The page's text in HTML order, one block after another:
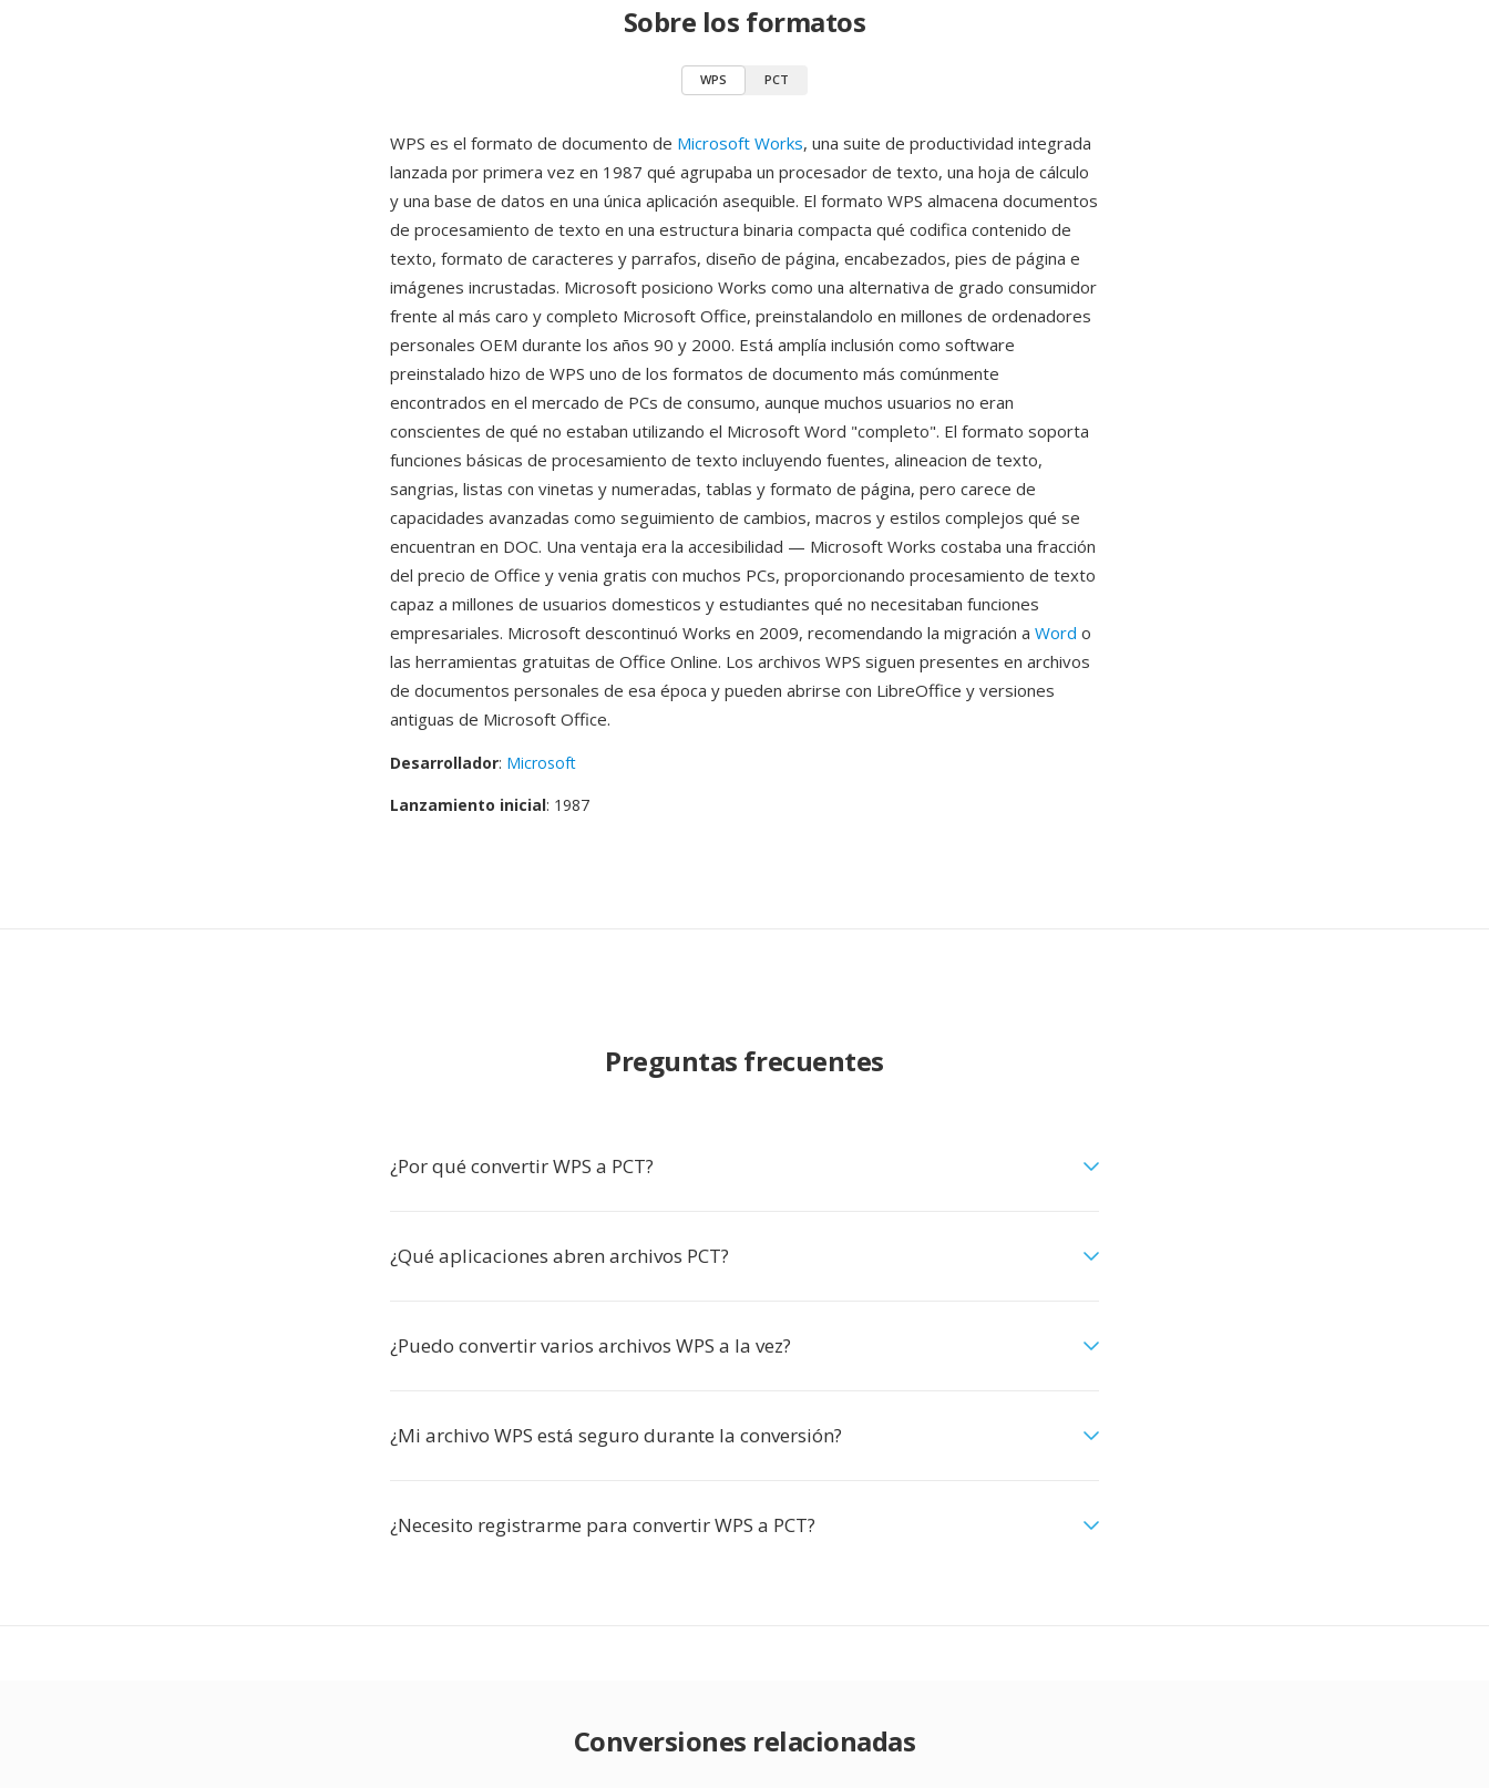
Sobre los formatos
WPS PCT
WPS es el formato de documento de Microsoft Works, una suite de productividad integrada
lanzada por primera vez en 1987 qué agrupaba un procesador de texto, una hoja de cálculo
y una base de datos en una única aplicación asequible. El formato WPS almacena documentos
de procesamiento de texto en una estructura binaria compacta qué codifica contenido de
texto, formato de caracteres y parrafos, diseño de página, encabezados, pies de página e
imágenes incrustadas. Microsoft posiciono Works como una alternativa de grado consumidor
frente al más caro y completo Microsoft Office, preinstalandolo en millones de ordenadores
personales OEM durante los años 90 y 2000. Está amplía inclusión como software
preinstalado hizo de WPS uno de los formatos de documento más comúnmente
encontrados en el mercado de PCs de consumo, aunque muchos usuarios no eran
conscientes de qué no estaban utilizando el Microsoft Word "completo". El formato soporta
funciones básicas de procesamiento de texto incluyendo fuentes, alineacion de texto,
sangrias, listas con vinetas y numeradas, tablas y formato de página, pero carece de
capacidades avanzadas como seguimiento de cambios, macros y estilos complejos qué se
encuentran en DOC. Una ventaja era la accesibilidad — Microsoft Works costaba una fracción
del precio de Office y venia gratis con muchos PCs, proporcionando procesamiento de texto
capaz a millones de usuarios domesticos y estudiantes qué no necesitaban funciones
empresariales. Microsoft descontinuó Works en 2009, recomendando la migración a Word o
las herramientas gratuitas de Office Online. Los archivos WPS siguen presentes en archivos
de documentos personales de esa época y pueden abrirse con LibreOffice y versiones
antiguas de Microsoft Office.
Desarrollador: Microsoft
Lanzamiento inicial: 1987
Preguntas frecuentes
¿Por qué convertir WPS a PCT?
¿Qué aplicaciones abren archivos PCT?
¿Puedo convertir varios archivos WPS a la vez?
¿Mi archivo WPS está seguro durante la conversión?
¿Necesito registrarme para convertir WPS a PCT?
Conversiones relacionadas